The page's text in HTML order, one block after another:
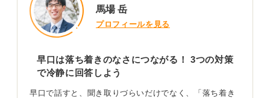
馬場 岳
プロフィールを見る
早口は落ち着きのなさにつながる！ 3つの対策
で冷静に回答しよう
早口で話すと、聞き取りづらいだけでなく、「落ち着き